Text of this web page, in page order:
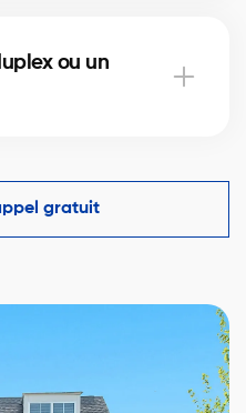
ou un
votre mise de
gratuit